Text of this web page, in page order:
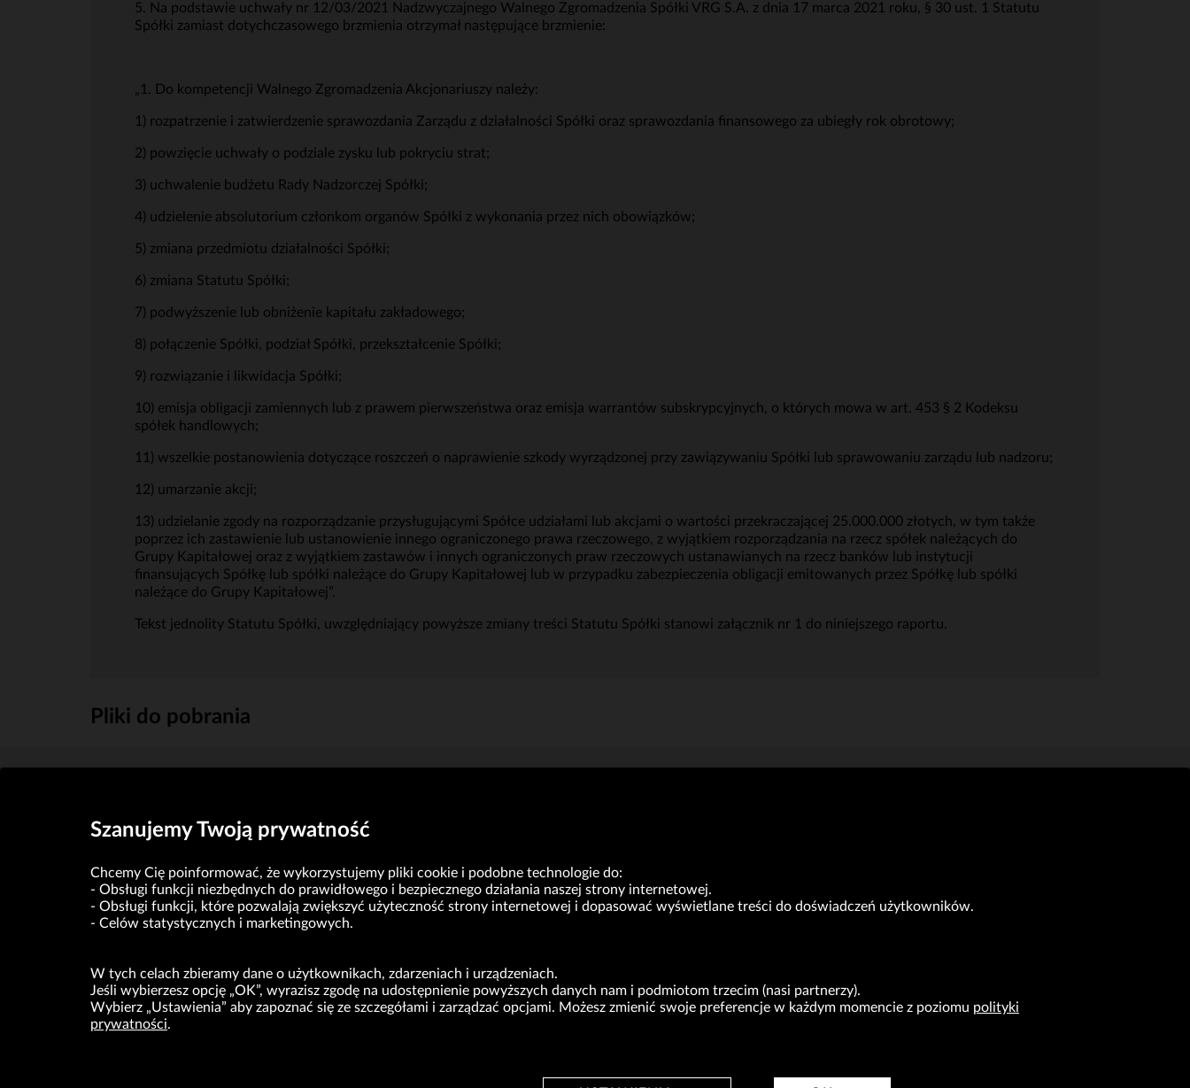
5. Na podstawie uchwały nr 12/03/2021 Nadzwyczajnego Walnego Zgromadzenia Spółki VRG S.A. z dnia 17 marca 2021 roku, § 30 ust. 1 Statutu
Spółki zamiast dotychczasowego brzmienia otrzymał następujące brzmienie:
„1. Do kompetencji Walnego Zgromadzenia Akcjonariuszy należy:
1) rozpatrzenie i zatwierdzenie sprawozdania Zarządu z działalności Spółki oraz sprawozdania finansowego za ubiegły rok obrotowy;
2) powzięcie uchwały o podziale zysku lub pokryciu strat;
3) uchwalenie budżetu Rady Nadzorczej Spółki;
4) udzielenie absolutorium członkom organów Spółki z wykonania przez nich obowiązków;
5) zmiana przedmiotu działalności Spółki;
6) zmiana Statutu Spółki;
7) podwyższenie lub obniżenie kapitału zakładowego;
8) połączenie Spółki, podział Spółki, przekształcenie Spółki;
9) rozwiązanie i likwidacja Spółki;
10) emisja obligacji zamiennych lub z prawem pierwszeństwa oraz emisja warrantów subskrypcyjnych, o których mowa w art. 453 § 2 Kodeksu
spółek handlowych;
11) wszelkie postanowienia dotyczące roszczeń o naprawienie szkody wyrządzonej przy zawiązywaniu Spółki lub sprawowaniu zarządu lub nadzoru;
12) umarzanie akcji;
13) udzielanie zgody na rozporządzanie przysługującymi Spółce udziałami lub akcjami o wartości przekraczającej 25.000.000 złotych, w tym także
poprzez ich zastawienie lub ustanowienie innego ograniczonego prawa rzeczowego, z wyjątkiem rozporządzania na rzecz spółek należących do
Grupy Kapitałowej oraz z wyjątkiem zastawów i innych ograniczonych praw rzeczowych ustanawianych na rzecz banków lub instytucji
finansujących Spółkę lub spółki należące do Grupy Kapitałowej lub w przypadku zabezpieczenia obligacji emitowanych przez Spółkę lub spółki
należące do Grupy Kapitałowej”.
Tekst jednolity Statutu Spółki, uwzględniający powyższe zmiany treści Statutu Spółki stanowi załącznik nr 1 do niniejszego raportu.
Pliki do pobrania
VRG S.A. | ul. Pilotów 10 | 31-462 Kraków
NIP: 675-000-03-61
Sąd Rejonowy dla Krakowa-Śródmieścia w Krakowie,
Wydział XI Gospodarczy Krajowego Rejestru Sądowego nr 0000047082
Kapitał zakładowy w wysokości 49.122.108,00 zł, w pełni opłacony
DLA INWESTORÓW BIURO PRASOWE KARIERA KONTAKT
Szanujemy Twoją prywatność
Chcemy Cię poinformować, że wykorzystujemy pliki cookie i podobne technologie do:
Obsługi funkcji niezbędnych do prawidłowego i bezpiecznego działania naszej strony internetowej.
Obsługi funkcji, które pozwalają zwiększyć użyteczność strony internetowej i dopasować wyświetlane treści do doświadczeń użytkowników.
Celów statystycznych i marketingowych.
W tych celach zbieramy dane o użytkownikach, zdarzeniach i urządzeniach.
Jeśli wybierzesz opcję „OK”, wyrazisz zgodę na udostępnienie powyższych danych nam i podmiotom trzecim (nasi partnerzy).
Wybierz „Ustawienia” aby zapoznać się ze szczegółami i zarządzać opcjami. Możesz zmienić swoje preferencje w każdym momencie z poziomu polityki
prywatności.